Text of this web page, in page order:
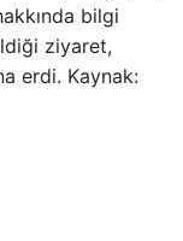
bilgi
ziyaret,
erdi. Kaynak: